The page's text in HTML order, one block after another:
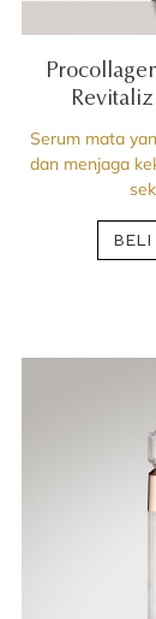
Serum mata
dan menjaga
BELI